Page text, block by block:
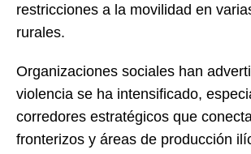
restricciones a la movilidad en
rurales.
Organizaciones sociales han
violencia se ha intensificado,
corredores estratégicos que
fronterizos y áreas de producción